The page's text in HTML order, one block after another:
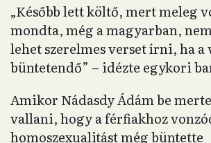
„Később lett költő, mert meleg
mondta, még a magyarban,
lehet szerelmes verset írni, ha a
büntetendő” – idézte egykori
Amikor Nádasdy Ádám be
vallani, hogy a férfiakhoz
homoszexualitást még büntette